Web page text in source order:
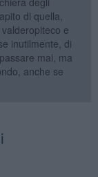
di quella,
e
inutilmente, di
mai, ma
anche se